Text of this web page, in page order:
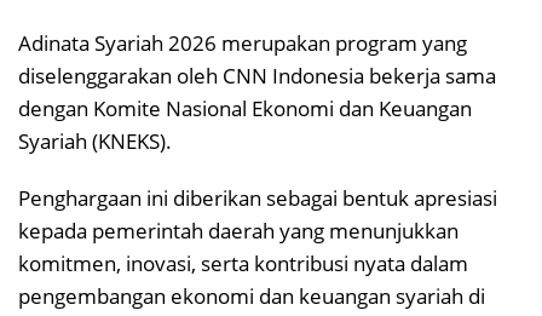
Adinata Syariah 2026 merupakan program yang
diselenggarakan oleh CNN Indonesia bekerja sama
dengan Komite Nasional Ekonomi dan Keuangan
Syariah (KNEKS).
Penghargaan ini diberikan sebagai bentuk apresiasi
kepada pemerintah daerah yang menunjukkan
komitmen, inovasi, serta kontribusi nyata dalam
pengembangan ekonomi dan keuangan syariah di